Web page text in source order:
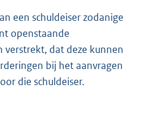
een schuldeiser zodanige
openstaande
verstrekt, dat deze kunnen
bij het aanvragen
die schuldeiser.